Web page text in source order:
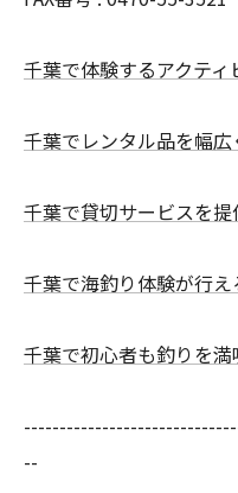
千葉で体験するアクティ
千葉でレンタル品を幅広
千葉で貸切サービスを提
千葉で海釣り体験が行え
千葉で初心者も釣りを満
--